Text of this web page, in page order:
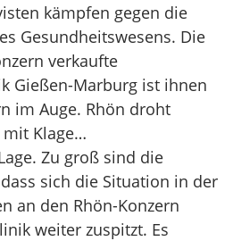
kämpfen gegen die
Gesundheitswesens. Die
verkaufte
Gießen-Marburg ist ihnen
im Auge. Rhön droht
Klage…
Zu groß sind die
sich die Situation in der
an den Rhön-Konzern
weiter zuspitzt. Es